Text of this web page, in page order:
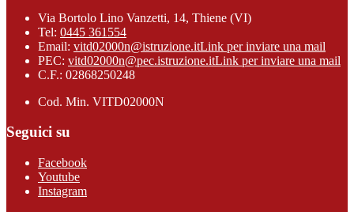
Via Bortolo Lino Vanzetti, 14, Thiene (VI)
Tel: 0445 361554
Email: vitd02000n@istruzione.itLink per inviare una mail
PEC: vitd02000n@pec.istruzione.itLink per inviare una mail
C.F.: 02868250248
Cod. Min. VITD02000N
Seguici su
Facebook
Youtube
Instagram